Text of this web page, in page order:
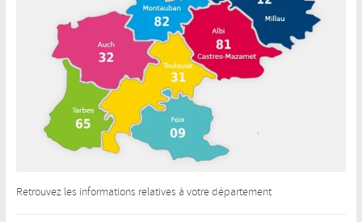
Retrouvez les informations relatives à votre département